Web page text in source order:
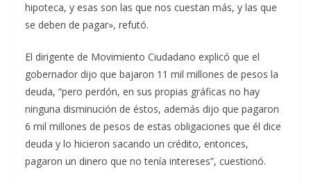
hipoteca, y esas son las que nos cuestan más, y las que
se deben de pagar», refutó.
El dirigente de Movimiento Ciudadano explicó que el
gobernador dijo que bajaron 11 mil millones de pesos la
deuda, “pero perdón, en sus propias gráficas no hay
ninguna disminución de éstos, además dijo que pagaron
6 mil millones de pesos de estas obligaciones que él dice
deuda y lo hicieron sacando un crédito, entonces,
pagaron un dinero que no tenía intereses”, cuestionó.